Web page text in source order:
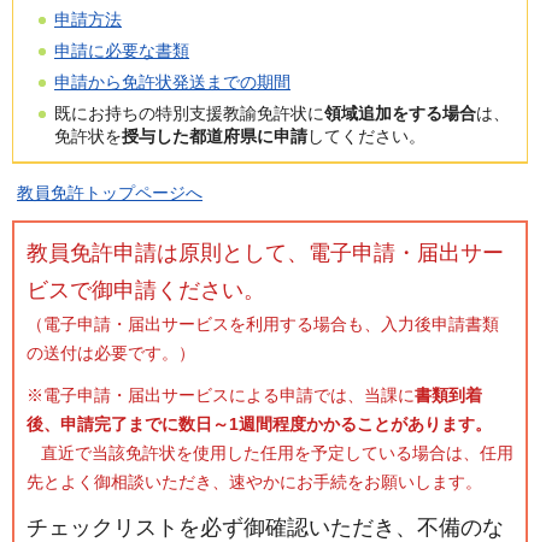
申請方法
申請に必要な書類
申請から免許状発送までの期間
既にお持ちの特別支援教諭免許状に領域追加をする場合は、
免許状を授与した都道府県に申請してください。
教員免許トップページへ
教員免許申請は原則として、電子申請・届出サー
ビスで御申請ください。
（電子申請・届出サービスを利用する場合も、入力後申請書類
の送付は必要です。）
※電子申請・届出サービスによる申請では、当課に書類到着
後、申請完了までに数日～1週間程度かかることがあります。
直近で当該免許状を使用した任用を予定している場合は、任用
先とよく御相談いただき、速やかにお手続をお願いします。
チェックリストを必ず御確認いただき、不備のな